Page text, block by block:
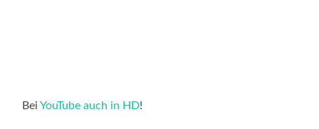
BeiYouTube auch in HD!